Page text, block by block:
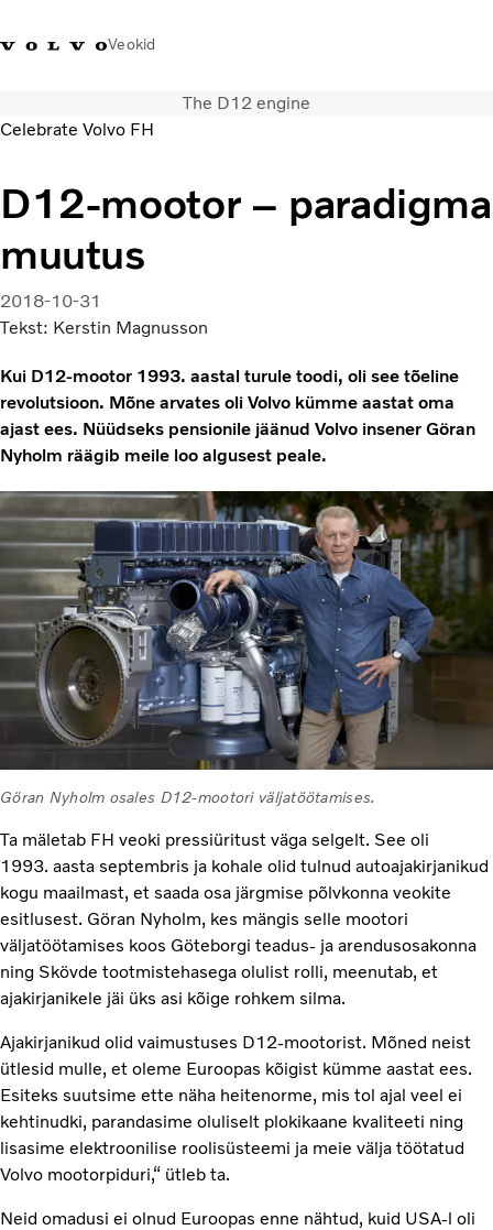
Veokid
8360
Volvo Action
Service
Volvo Merchandise
Transpordilahendused
Teenused
Kampaaniad
The D12 engine
Celebrate Volvo FH
D12-mootor – paradigma
muutus
2018-10-31
Tekst: Kerstin Magnusson
Kui D12-mootor 1993. aastal turule toodi, oli see tõeline
revolutsioon. Mõne arvates oli Volvo kümme aastat oma
ajast ees. Nüüdseks pensionile jäänud Volvo insener Göran
Nyholm räägib meile loo algusest peale.
Göran Nyholm osales D12-mootori väljatöötamises.
Ta mäletab FH veoki pressiüritust väga selgelt. See oli
1993. aasta septembris ja kohale olid tulnud autoajakirjanikud
kogu maailmast, et saada osa järgmise põlvkonna veokite
esitlusest. Göran Nyholm, kes mängis selle mootori
väljatöötamises koos Göteborgi teadus- ja arendusosakonna
ning Skövde tootmistehasega olulist rolli, meenutab, et
ajakirjanikele jäi üks asi kõige rohkem silma.
Ajakirjanikud olid vaimustuses D12-mootorist. Mõned neist
ütlesid mulle, et oleme Euroopas kõigist kümme aastat ees.
Esiteks suutsime ette näha heitenorme, mis tol ajal veel ei
kehtinudki, parandasime oluliselt plokikaane kvaliteeti ning
lisasime elektroonilise roolisüsteemi ja meie välja töötatud
Volvo mootorpiduri,“ ütleb ta.
Neid omadusi ei olnud Euroopas enne nähtud, kuid USA-l oli